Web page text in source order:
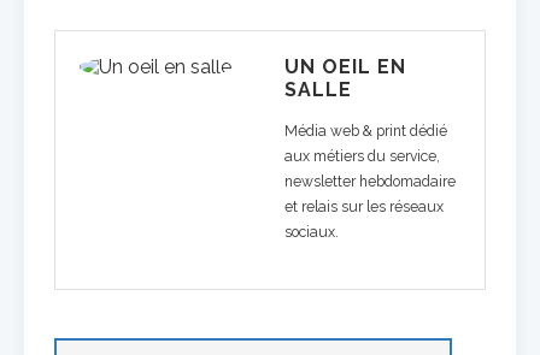
UN OEIL EN
SALLE
Média web & print dédié
aux métiers du service,
newsletter hebdomadaire
et relais sur les réseaux
sociaux.